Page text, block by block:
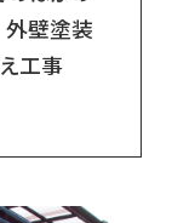
外壁塗装
工事